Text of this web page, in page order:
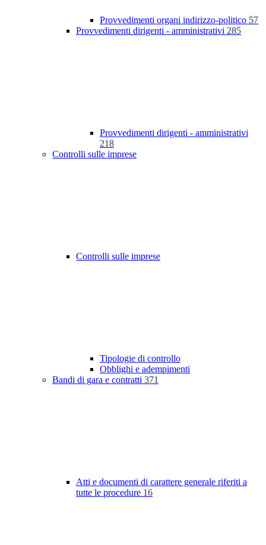
Provvedimenti organi indirizzo-politico 57
Provvedimenti dirigenti - amministrativi 285
Provvedimenti dirigenti - amministrativi
218
Controlli sulle imprese
Controlli sulle imprese
Tipologie di controllo
Obblighi e adempimenti
Bandi di gara e contratti 371
Atti e documenti di carattere generale riferiti a
tutte le procedure 16